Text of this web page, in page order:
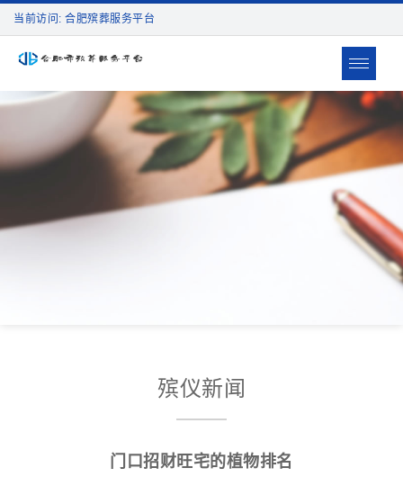
当前访问: 合肥殡葬服务平台
Toggle
殡仪新闻
门口招财旺宅的植物排名